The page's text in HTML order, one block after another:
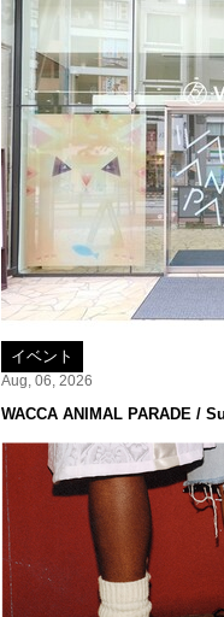
イベント
Aug, 06, 2026
WACCA ANIMAL PARADE /